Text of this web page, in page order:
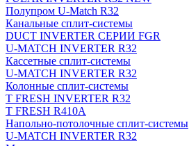
Полупром U-Match R32
Канальные сплит-системы
DUCT INVERTER СЕРИИ FGR
U-MATCH INVERTER R32
Кассетные сплит-системы
U-MATCH INVERTER R32
Колонные сплит-системы
T FRESH INVERTER R32
T FRESH R410A
Напольно-потолочные сплит-системы
U-MATCH INVERTER R32